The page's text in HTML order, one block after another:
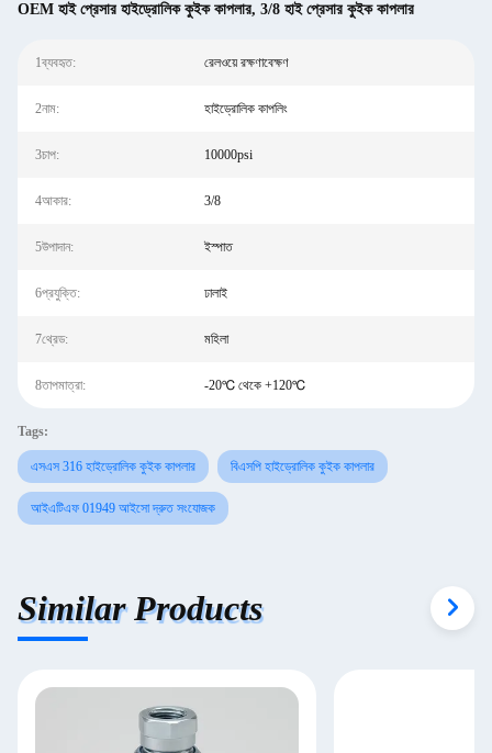
OEM হাই প্রেসার হাইড্রোলিক কুইক কাপলার, 3/8 হাই প্রেসার কুইক কাপলার
1ব্যবহৃত: রেলওয়ে রক্ষণাবেক্ষণ
2নাম: হাইড্রোলিক কাপলিং
3চাপ: 10000psi
4আকার: 3/8
5উপাদান: ইস্পাত
6প্রযুক্তি: ঢালাই
7থ্রেড: মহিলা
8তাপমাত্রা: -20℃ থেকে +120℃
Tags:
এসএস 316 হাইড্রোলিক কুইক কাপলার বিএসপি হাইড্রোলিক কুইক কাপলার
আইএটিএফ 01949 আইসো দ্রুত সংযোজক
Similar Products